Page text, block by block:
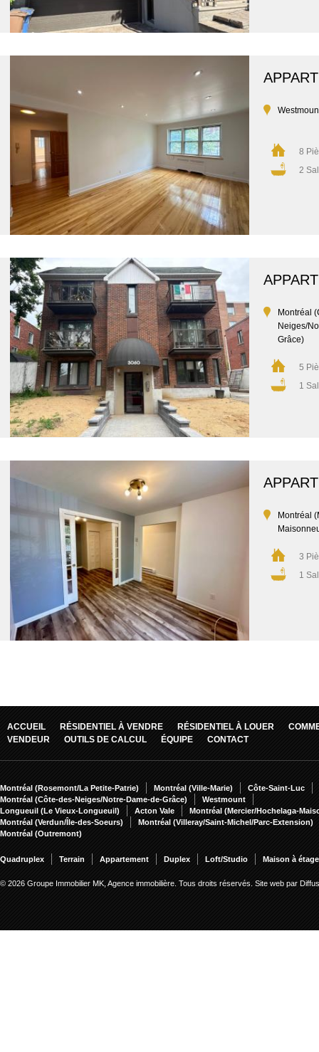
8
2
Montréal
Neiges/
Grâce)
5
1
Montréal
3
1
ACCUEIL RÉSIDENTIEL À VENDRE RÉSIDENTIEL À LOUER
VENDEUR
OUTILS DE CALCUL ÉQUIPE CONTACT
Montréal (Rosemont/La Petite-Patrie) Montréal (Ville-Marie)
Côte-Saint-Luc
Montréal (Côte-des-Neiges/Notre-Dame-de-Grâce)
Westmount
Longueuil (Le Vieux-Longueuil)
Acton Vale
Montréal (Mercier/Hochelaga-
Montréal (Verdun/Île-des-Soeurs)
Montréal (Villeray/Saint-Michel/Parc-Extension)
Montréal (Outremont)
Quadruplex Terrain Appartement Duplex Loft/Studio Maison à
© 2026 Groupe Immobilier MK, Agence immobilière. Tous droits réservés. Site web par